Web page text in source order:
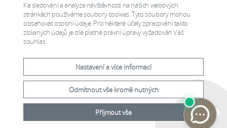
Ke sledování a analýze návštěvnosti na našich webových
stránkách používáme soubory cookies. Tyto soubory mohou
obsahovat osobní údaje. Pro některé účely zpracování takto
získaných údajů je dle platné právní úpravy vyžadován Váš
souhlas.
Nastavení a více informací
Odmítnout vše kromě nutných
Příjmout vše
Všechna jednání
2015 © Ústavní soud, Joštova
8, Brno, Česká republika
Prohlášení o